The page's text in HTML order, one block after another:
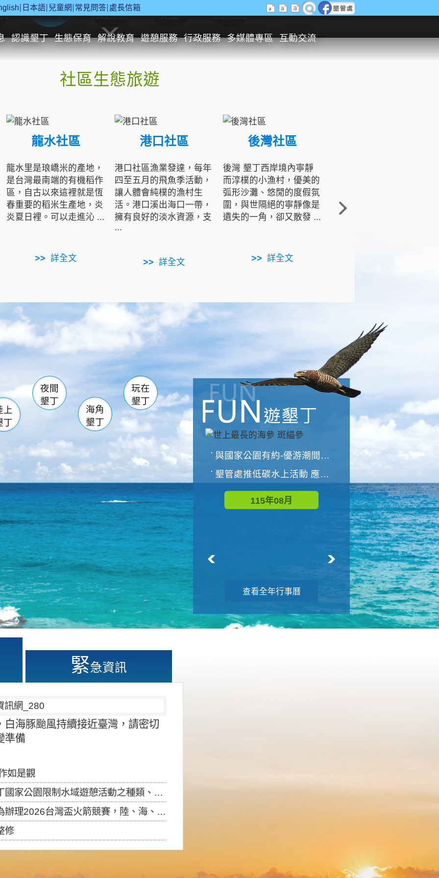
日本語 兒童網 常見問答 處長信箱
認識墾丁 生態保育 解說教育 遊憩服務 行政服務 多媒體專區 互動交流
休閒遊憩 行政申辦 兒童 生態旅遊
社區生態旅遊
龍水社區
龍水里是琅嶠米的產地，
是台灣最南端的有機稻作
區，自古以來這裡就是恆
春重要的稻米生產地，炎
炎夏日裡。可以走進沁 ...
詳全文
港口社區
港口社區漁業發達，每年
四至五月的飛魚季活動，
讓人體會純樸的漁村生
活。港口溪出海口一帶，
擁有良好的淡水資源，支
...
詳全文
後灣社區
後灣 墾丁西岸境內寧靜
而淳樸的小漁村，優美的
弧形沙灘、悠閒的度假氛
圍，與世隔絕的寧靜像是
遺失的一角，卻又散發 ...
詳全文
角的端點，冬季海浪拍打
著礁岸，旺盛的侵蝕作
南仁湖
滿州 佳樂水
森林遊樂區
墾管處遊客中心
社頂公園 風吹沙
船帆石 龍磐公園
香蕉灣 龍坑
鵝鑾鼻
上
丁
夜間
墾丁
海角
墾丁
玩在
墾丁
與國家公園有約-優游潮間探險者
墾管處推低碳水上活動 應屆畢業生限額免費參加
115年08月
世界地球清潔日 墾管處辦理「2026年墾丁國家公園沙灘淨灘活動
115年09月
查看全年行事曆
緊急資訊
海豚颱風持續接近臺灣，請密切
準備
如是觀
制水域遊憩活動之種類、範圍、時間及行為」，自即日生效。
盃火箭競賽，陸、海、空域警戒及協調相關事宜，因颱風備案事宜
修